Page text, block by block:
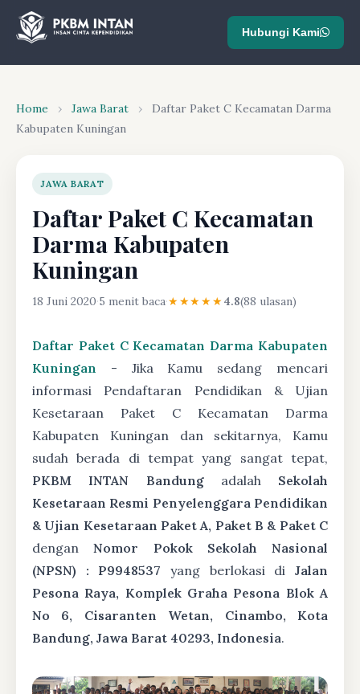
Hubungi Kami
Home › Jawa Barat ›
Daftar Paket C Kecamatan Darma
Kabupaten Kuningan
JAWA BARAT
Daftar Paket C Kecamatan
Darma Kabupaten
Kuningan
18 Juni 2020·5 menit baca·★★★★★4.8(88 ulasan)
Daftar Paket C Kecamatan Darma Kabupaten
Kuningan - Jika Kamu sedang mencari
informasi Pendaftaran Pendidikan & Ujian
Kesetaraan Paket C Kecamatan Darma
Kabupaten Kuningan dan sekitarnya, Kamu
sudah berada di tempat yang sangat tepat,
PKBM INTAN Bandungadalah Sekolah
Kesetaraan Resmi Penyelenggara Pendidikan
& Ujian Kesetaraan Paket A, Paket B & Paket C
denganNomor Pokok Sekolah Nasional
(NPSN) : P9948537 yang berlokasi diJalan
Pesona Raya, Komplek Graha Pesona Blok A
No 6, Cisaranten Wetan, Cinambo, Kota
Bandung, Jawa Barat 40293, Indonesia.